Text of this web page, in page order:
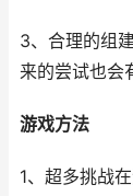
3、合理的组
来的尝试也会
游戏方法
1、超多挑战